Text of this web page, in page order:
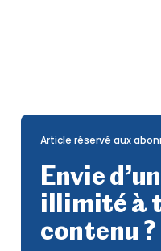
Article réservé aux
Envie
illimité à
contenu ?